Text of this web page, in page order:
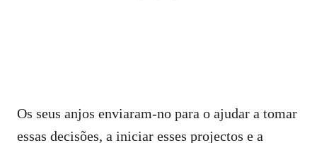
Os seus anjos enviaram-no para o ajudar a tomar
essas decisões, a iniciar esses projectos e a